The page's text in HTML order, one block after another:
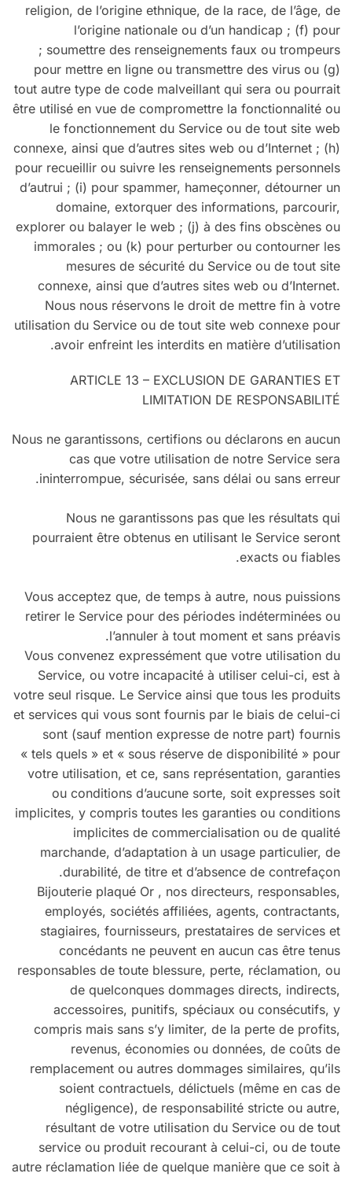
religion, de l’origine ethnique, de la race, de l’âge, de
l’origine nationale ou d’un handicap ; (f) pour
soumettre des renseignements faux ou trompeurs ;
(g) pour mettre en ligne ou transmettre des virus ou
tout autre type de code malveillant qui sera ou pourrait
être utilisé en vue de compromettre la fonctionnalité ou
le fonctionnement du Service ou de tout site web
connexe, ainsi que d’autres sites web ou d’Internet ; (h)
pour recueillir ou suivre les renseignements personnels
d’autrui ; (i) pour spammer, hameçonner, détourner un
domaine, extorquer des informations, parcourir,
explorer ou balayer le web ; (j) à des fins obscènes ou
immorales ; ou (k) pour perturber ou contourner les
mesures de sécurité du Service ou de tout site
connexe, ainsi que d’autres sites web ou d’Internet.
Nous nous réservons le droit de mettre fin à votre
utilisation du Service ou de tout site web connexe pour
avoir enfreint les interdits en matière d’utilisation.
ARTICLE 13 – EXCLUSION DE GARANTIES ET
LIMITATION DE RESPONSABILITÉ
Nous ne garantissons, certifions ou déclarons en aucun
cas que votre utilisation de notre Service sera
ininterrompue, sécurisée, sans délai ou sans erreur.
Nous ne garantissons pas que les résultats qui
pourraient être obtenus en utilisant le Service seront
exacts ou fiables.
Vous acceptez que, de temps à autre, nous puissions
retirer le Service pour des périodes indéterminées ou
l’annuler à tout moment et sans préavis.
Vous convenez expressément que votre utilisation du
Service, ou votre incapacité à utiliser celui-ci, est à
votre seul risque. Le Service ainsi que tous les produits
et services qui vous sont fournis par le biais de celui-ci
sont (sauf mention expresse de notre part) fournis
« tels quels » et « sous réserve de disponibilité » pour
votre utilisation, et ce, sans représentation, garanties
ou conditions d’aucune sorte, soit expresses soit
implicites, y compris toutes les garanties ou conditions
implicites de commercialisation ou de qualité
marchande, d’adaptation à un usage particulier, de
durabilité, de titre et d’absence de contrefaçon.
Bijouterie plaqué Or , nos directeurs, responsables,
employés, sociétés affiliées, agents, contractants,
stagiaires, fournisseurs, prestataires de services et
concédants ne peuvent en aucun cas être tenus
responsables de toute blessure, perte, réclamation, ou
de quelconques dommages directs, indirects,
accessoires, punitifs, spéciaux ou consécutifs, y
compris mais sans s’y limiter, de la perte de profits,
revenus, économies ou données, de coûts de
remplacement ou autres dommages similaires, qu’ils
soient contractuels, délictuels (même en cas de
négligence), de responsabilité stricte ou autre,
résultant de votre utilisation du Service ou de tout
service ou produit recourant à celui-ci, ou de toute
autre réclamation liée de quelque manière que ce soit à